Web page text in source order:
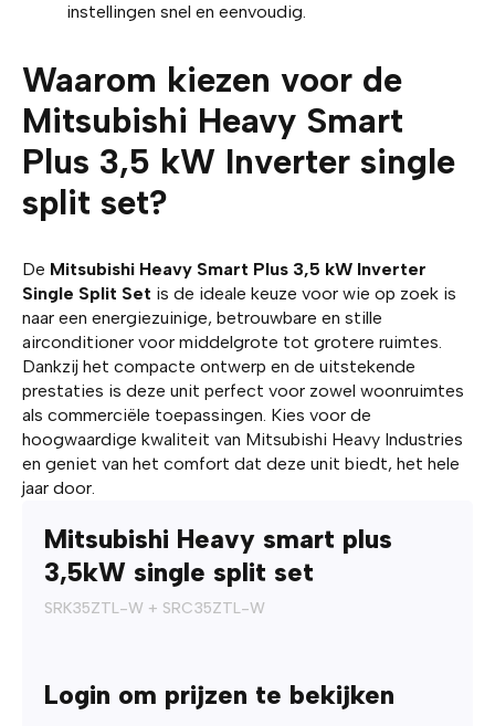
instellingen snel en eenvoudig.
Waarom kiezen voor de
Mitsubishi Heavy Smart
Plus 3,5 kW Inverter single
split set?
De Mitsubishi Heavy Smart Plus 3,5 kW Inverter
Single Split Set is de ideale keuze voor wie op zoek is
naar een energiezuinige, betrouwbare en stille
airconditioner voor middelgrote tot grotere ruimtes.
Dankzij het compacte ontwerp en de uitstekende
prestaties is deze unit perfect voor zowel woonruimtes
als commerciële toepassingen. Kies voor de
hoogwaardige kwaliteit van Mitsubishi Heavy Industries
en geniet van het comfort dat deze unit biedt, het hele
jaar door.
Mitsubishi Heavy smart plus
3,5kW single split set
SRK35ZTL-W + SRC35ZTL-W
Login om prijzen te bekijken